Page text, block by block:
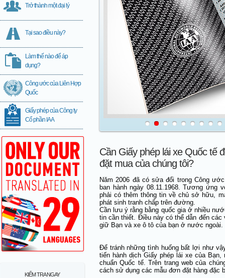
Trở thành một đại lý
Tại sao điều này?
Làm thế nào để áp
dụng?
Công ước của Liên Hợp
Quốc
Giấy phép của Công ty
Cổ phần IAA
KIỂM TRA NGAY
Cần Giấy phép lái xe Quốc tế
đặt mua của chúng tôi?
Năm 2006 đã có sửa đổi trong Công
ban hành ngày 08.11.1968. Tương ứng
phải có thêm thông tin về chủ sở hữu,
phát sinh tranh chấp trên đường.
Cần lưu ý rằng bằng quốc gia ở nhiều
tin cần thiết. Điều này có thể dẫn đến
giữ Bạn và xe ô tô của bạn ở nước ngoài.
Để tránh những tình huống bất lợi như
tiến hành dịch Giấy phép lái xe của
chuẩn Quốc tế. Trên trang web của
cách sử dụng các mẫu đơn đặt hàng đặc